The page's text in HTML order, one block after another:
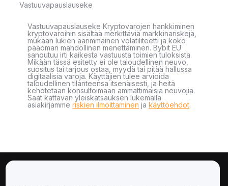
Vastuuvapauslauseke
Vastuuvapauslauseke Kryptovarojen hankkiminen
kryptovaroihin sisältää merkittäviä markkinariskejä,
mukaan lukien äärimmäinen volatiliteetti ja koko
pääoman mahdollinen menettäminen. Bybit EU
sanoutuu irti kaikesta vastuusta toimien tuloksista.
Mikään tässä esitetty ei ole taloudellinen neuvo,
suositus tai tarjous ostaa, myydä tai pitää hallussa
digitaalisia varoja. Käyttäjien tulee arvioida
taloudellinen tilanteensa itsenäisesti, ja heitä
kehotetaan konsultoimaan ammattimaisia neuvojia.
Saat kattavan yleiskatsauksen lukemalla
asiakirjamme riskien ilmoittaminen ja käyttöehdot.